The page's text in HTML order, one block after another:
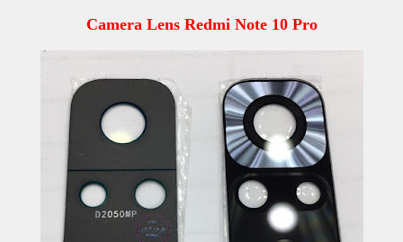
Camera Lens Redmi Note 10 Pro